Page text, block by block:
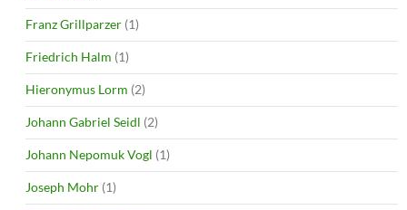
Franz Grillparzer (1)
Friedrich Halm (1)
Hieronymus Lorm (2)
Johann Gabriel Seidl (2)
Johann Nepomuk Vogl (1)
Joseph Mohr (1)